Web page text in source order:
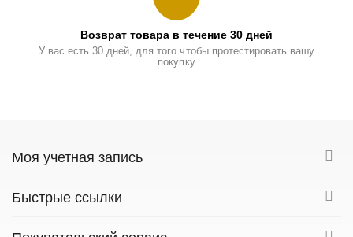
Возврат товара в течение 30 дней
У вас есть 30 дней, для того чтобы протестировать вашу
покупку
Моя учетная запись
Быстрые ссылки